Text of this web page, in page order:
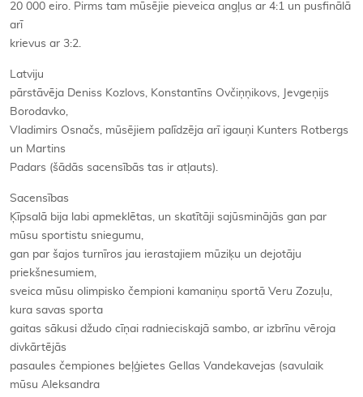
20 000 eiro. Pirms tam mūsējie pieveica angļus ar 4:1 un pusfinālā
arī
krievus ar 3:2.
Latviju
pārstāvēja Deniss Kozlovs, Konstantīns Ovčiņņikovs, Jevgeņijs
Borodavko,
Vladimirs Osnačs, mūsējiem palīdzēja arī igauņi Kunters Rotbergs
un Martins
Padars (šādās sacensībās tas ir atļauts).
Sacensības
Ķīpsalā bija labi apmeklētas, un skatītāji sajūsminājās gan par
mūsu sportistu sniegumu,
gan par šajos turnīros jau ierastajiem mūziķu un dejotāju
priekšnesumiem,
sveica mūsu olimpisko čempioni kamaniņu sportā Veru Zozuļu,
kura savas sporta
gaitas sākusi džudo cīņai radnieciskajā sambo, ar izbrīnu vēroja
divkārtējās
pasaules čempiones beļģietes Gellas Vandekavejas (savulaik
mūsu Aleksandra